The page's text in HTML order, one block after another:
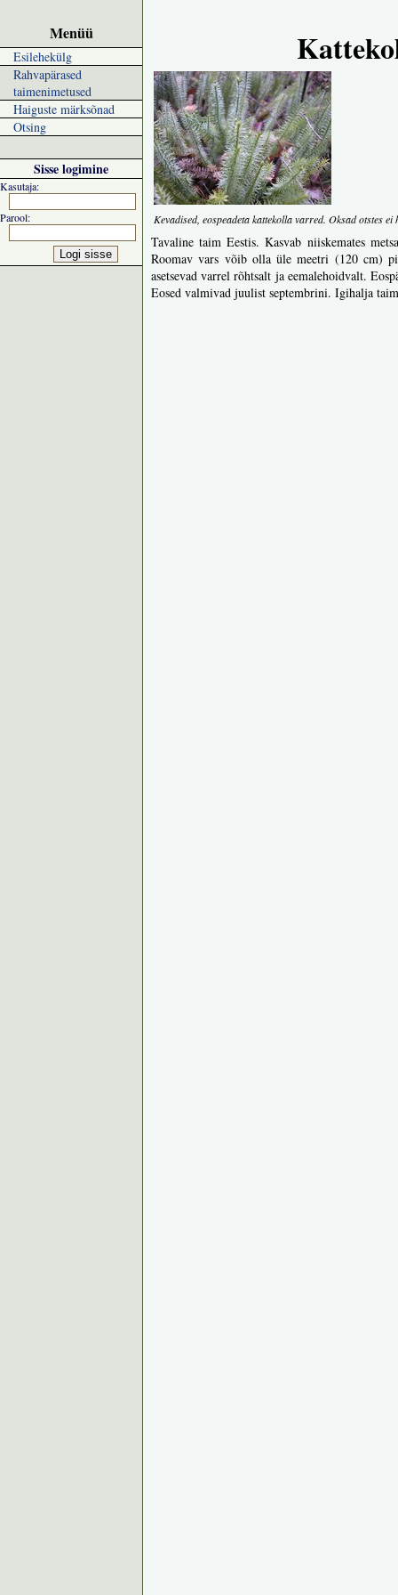
Menüü
Esilehekülg
Rahvapärased
taimenimetused
Haiguste märksõnad
Otsing
Sisse logimine
Kasutaja:
Parool: Kevadised, eospeadeta kattekolla varred. Oksad otstes ei
Tavaline taim Eestis. Kasvab niiskemates
Roomav vars võib olla üle meetri (120 cm)
asetsevad varrel rõhtsalt ja eemalehoidvalt.
Eosed valmivad juulist septembrini. Igihalja